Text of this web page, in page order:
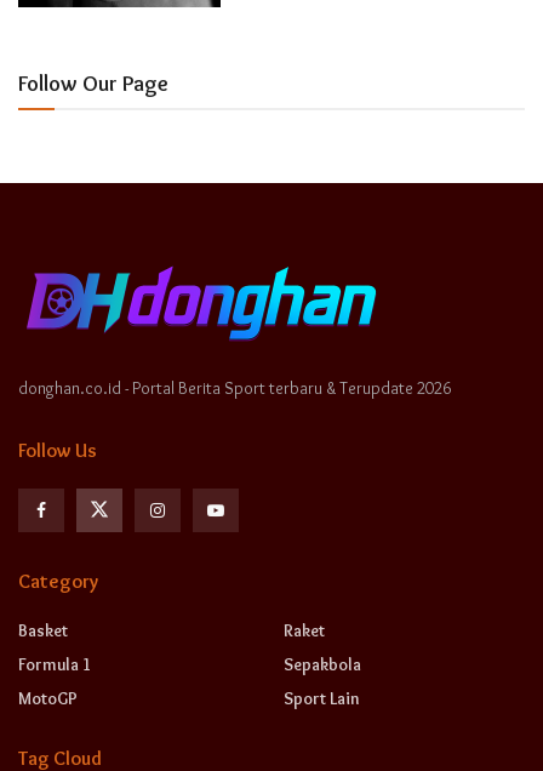
Follow Our Page
donghan.co.id - Portal Berita Sport terbaru & Terupdate 2026
Follow Us
Category
Basket
Formula 1
MotoGP
Raket
Sepakbola
Sport Lain
Tag Cloud